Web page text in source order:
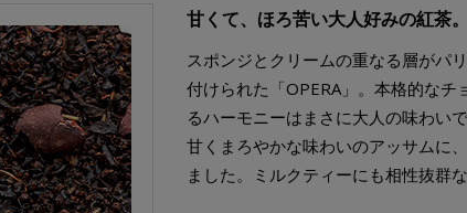
甘くて、ほろ苦い大人好みの紅茶。
スポンジとクリームの重なる層がパ
付けられた「OPERA」。本格的な
るハーモニーはまさに大人の味わいで
甘くまろやかな味わいのアッサムに
ました。ミルクティーにも相性抜群な